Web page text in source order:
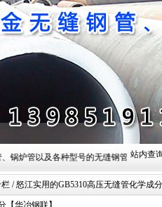
管以及各种型号的无缝钢管,常备材站内查
/ 怒江实用的GB5310高压无缝管化学成分
【华冶钢联】